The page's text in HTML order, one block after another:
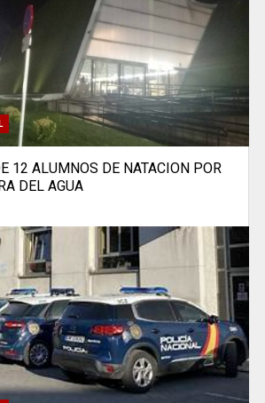
12 ALUMNOS DE NATACION POR
DEL AGUA